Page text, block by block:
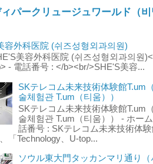
ィパークリュージュワールド（
容外科医院 (쉬즈성형외과의원)
美容外科医院 (쉬즈성형외과의원
- 電話番号 : </b><br/>SHE'S美容...
SKテレコム未来技術体験館T.um
술체험관 T.um（티움））
SKテレコム未来技術体験館T.um
술체험관 T.um（티움）） - ホー
話番号 : SKテレコム未来技術体
「Technology、U-top...
ソウル東大門タッカンマリ通り